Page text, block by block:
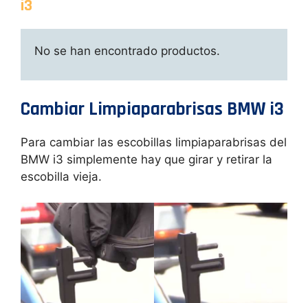
i3
No se han encontrado productos.
Cambiar Limpiaparabrisas BMW i3
Para cambiar las escobillas limpiaparabrisas del
BMW i3 simplemente hay que girar y retirar la
escobilla vieja.